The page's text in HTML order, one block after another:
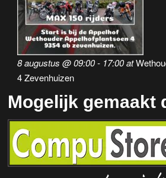
8 augustus @ 09:00- 17:00at
4 Zevenhuizen
Mogelijk gemaakt